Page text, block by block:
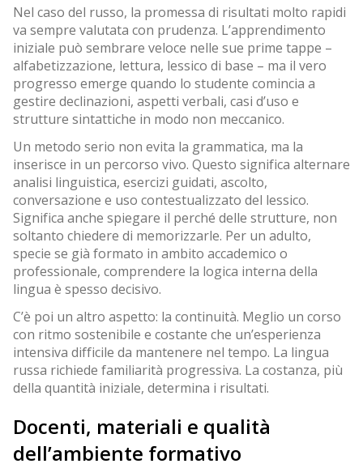
Nel caso del russo, la promessa di risultati molto rapidi
va sempre valutata con prudenza. L’apprendimento
iniziale può sembrare veloce nelle sue prime tappe –
alfabetizzazione, lettura, lessico di base – ma il vero
progresso emerge quando lo studente comincia a
gestire declinazioni, aspetti verbali, casi d’uso e
strutture sintattiche in modo non meccanico.
Un metodo serio non evita la grammatica, ma la
inserisce in un percorso vivo. Questo significa alternare
analisi linguistica, esercizi guidati, ascolto,
conversazione e uso contestualizzato del lessico.
Significa anche spiegare il perché delle strutture, non
soltanto chiedere di memorizzarle. Per un adulto,
specie se già formato in ambito accademico o
professionale, comprendere la logica interna della
lingua è spesso decisivo.
C’è poi un altro aspetto: la continuità. Meglio un corso
con ritmo sostenibile e costante che un’esperienza
intensiva difficile da mantenere nel tempo. La lingua
russa richiede familiarità progressiva. La costanza, più
della quantità iniziale, determina i risultati.
Docenti, materiali e qualità
dell’ambiente formativo